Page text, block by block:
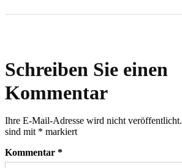
Schreiben Sie einen
Kommentar
Ihre E-Mail-Adresse wird nicht veröffentlicht.
sind mit * markiert
Kommentar *